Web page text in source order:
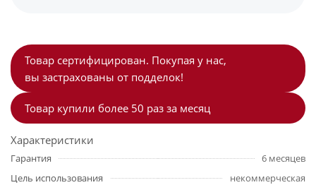
Товар сертифицирован. Покупая у нас,
вы застрахованы от подделок!
Товар купили более 50 раз за месяц
Характеристики
Гарантия
6 месяцев
Цель использования
некоммерческая